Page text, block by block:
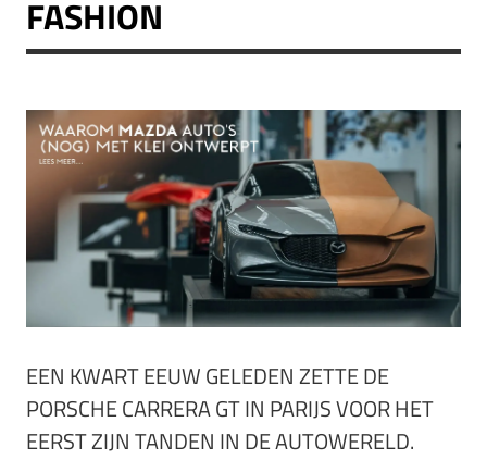
FASHION
EEN KWART EEUW GELEDEN ZETTE DE
PORSCHE CARRERA GT IN PARIJS VOOR HET
EERST ZIJN TANDEN IN DE AUTOWERELD.